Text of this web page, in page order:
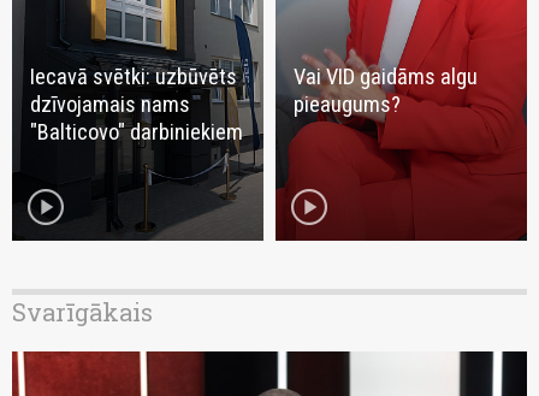
Iecavā svētki: uzbūvēts
dzīvojamais nams
"Balticovo" darbiniekiem
play_circle
Vai VID gaidāms algu
pieaugums?
play_circle
Svarīgākais